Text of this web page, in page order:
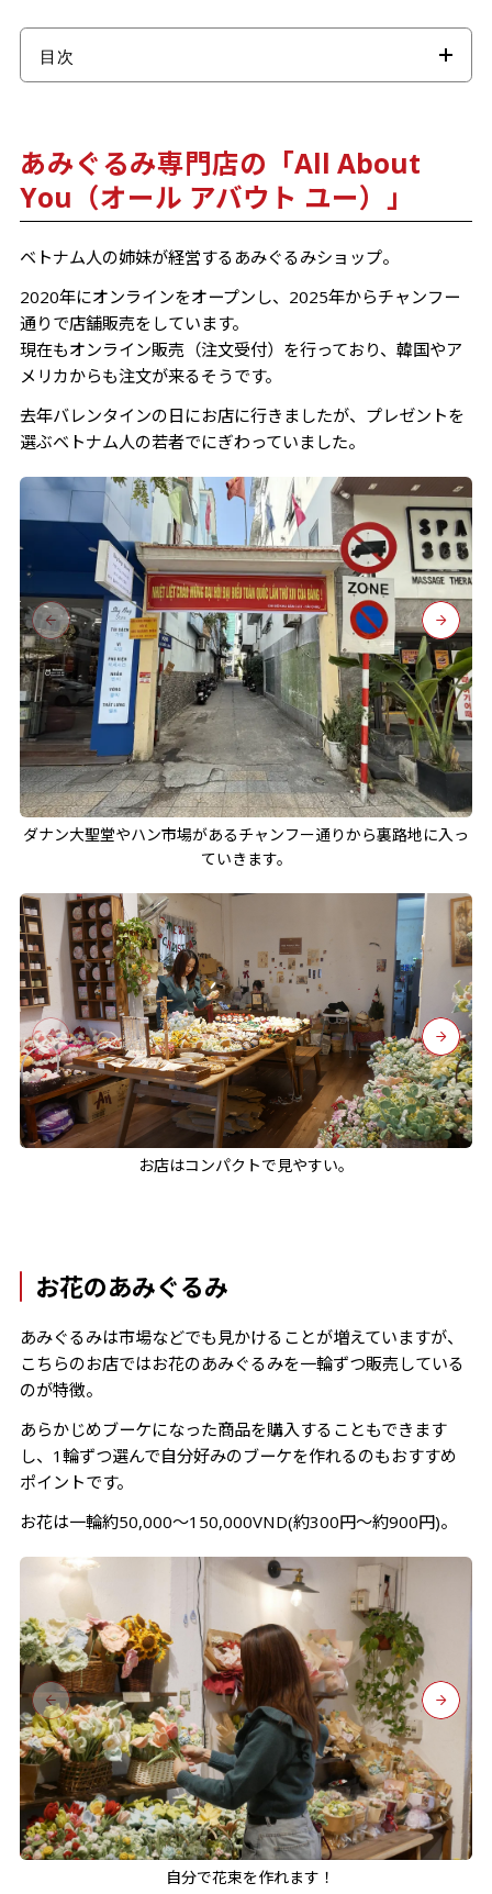
目次
お花のあみぐるみ
ぬいぐるみはオーダーメイドでの作成も可能！
さいごに
あみぐるみ専門店の「All About
You（オール アバウト ユー）」
ベトナム人の姉妹が経営するあみぐるみショップ。
2020年にオンラインをオープンし、2025年からチャンフー
通りで店舗販売をしています。
現在もオンライン販売（注文受付）を行っており、韓国やア
メリカからも注文が来るそうです。
去年バレンタインの日にお店に行きましたが、プレゼントを
選ぶベトナム人の若者でにぎわっていました。
ダナン大聖堂やハン市場があるチャンフー通りから裏路地に入っ
ていきます。
お店はコンパクトで見やすい。
お花のあみぐるみ
あみぐるみは市場などでも見かけることが増えていますが、
こちらのお店ではお花のあみぐるみを一輪ずつ販売している
のが特徴。
あらかじめブーケになった商品を購入することもできます
し、1輪ずつ選んで自分好みのブーケを作れるのもおすすめ
ポイントです。
お花は一輪約50,000〜150,000VND(約300円〜約900円)。
自分で花束を作れます！